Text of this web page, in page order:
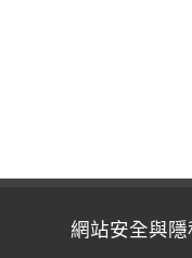
網站安全與隱